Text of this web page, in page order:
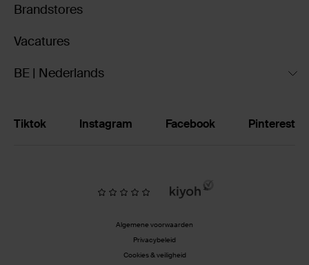
Brandstores
Vacatures
BE | Nederlands
Tiktok Instagram Facebook Pinterest
Algemene voorwaarden
Privacybeleid
Cookies & veiligheid